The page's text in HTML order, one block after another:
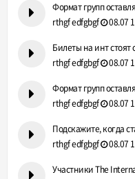
rthgf edfgbgf
08.07
rthgf edfgbgf
08.07
rthgf edfgbgf
08.07
rthgf edfgbgf
08.07